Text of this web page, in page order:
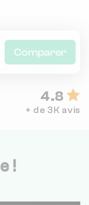
Comparer
4.8
+ de 3K avis
!